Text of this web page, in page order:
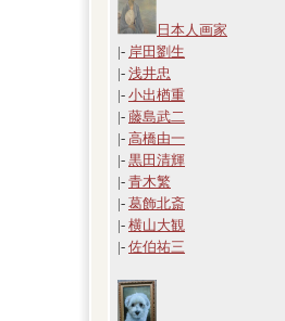
日本人画家
|- 岸田劉生
|- 浅井忠
|- 小出楢重
|- 藤島武二
|- 高橋由一
|- 黒田清輝
|- 青木繁
|- 葛飾北斎
|- 横山大観
|- 佐伯祐三